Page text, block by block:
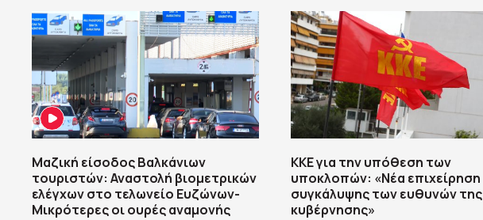
Μαζική είσοδος Βαλκάνιων
τουριστών: Αναστολή βιομετρικών
ελέγχων στο τελωνείο Ευζώνων-
Μικρότερες οι ουρές αναμονής
ΚΚΕ για την υπόθεση των
υποκλοπών: «Νέα επιχείρηση
συγκάλυψης των ευθυνών της
κυβέρνησης»